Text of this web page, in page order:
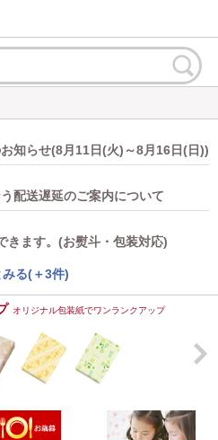
知らせ(8月11日(火)～8月16日(日))
配送遅延のご案内について
きます。(お熨斗・包装対応)
みる(＋3件)
オリジナル包装紙でワンランクアップ